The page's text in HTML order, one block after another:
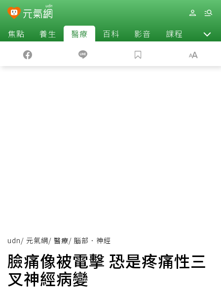
焦點 養生 醫療 百科 影音 課程 退休
udn/ 元氣網/ 醫療/ 腦部．神經
臉痛像被電擊 恐是疼痛性三
叉神經病變